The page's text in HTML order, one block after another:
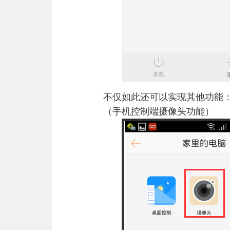
不仅如此还可以实现其他功能
（手机控制端摄像头功能）